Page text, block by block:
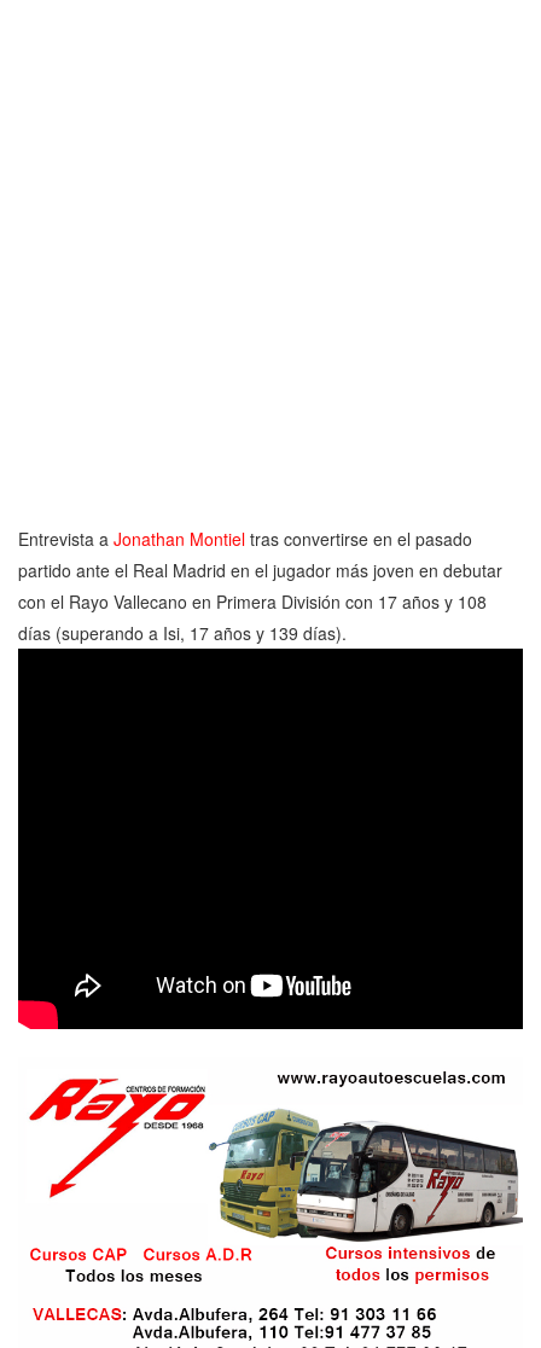
Entrevista a Jonathan Montiel tras convertirse en el pasado
partido ante el Real Madrid en el jugador más joven en debutar
con el Rayo Vallecano en Primera División con 17 años y 108
días (superando a Isi, 17 años y 139 días).